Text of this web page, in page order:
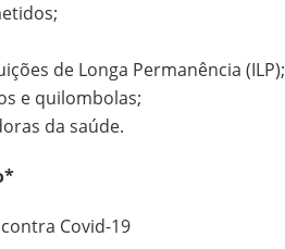
de Longa Permanência (ILP);
e quilombolas;
da saúde.
Covid-19